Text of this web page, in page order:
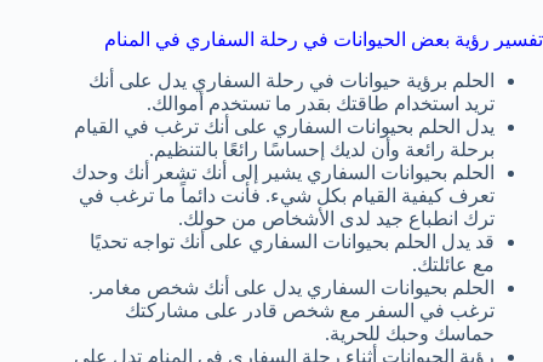
تفسير رؤية بعض الحيوانات في رحلة السفاري في المنام
الحلم برؤية حيوانات في رحلة السفاري يدل على أنك
تريد استخدام طاقتك بقدر ما تستخدم أموالك.
يدل الحلم بحيوانات السفاري على أنك ترغب في القيام
برحلة رائعة وأن لديك إحساسًا رائعًا بالتنظيم.
الحلم بحيوانات السفاري يشير إلى أنك تشعر أنك وحدك
تعرف كيفية القيام بكل شيء. فأنت دائماً ما ترغب في
ترك انطباع جيد لدى الأشخاص من حولك.
قد يدل الحلم بحيوانات السفاري على أنك تواجه تحديًا
مع عائلتك.
الحلم بحيوانات السفاري يدل على أنك شخص مغامر.
ترغب في السفر مع شخص قادر على مشاركتك
حماسك وحبك للحرية.
رؤية الحيوانات أثناء رحلة السفاري في المنام تدل على